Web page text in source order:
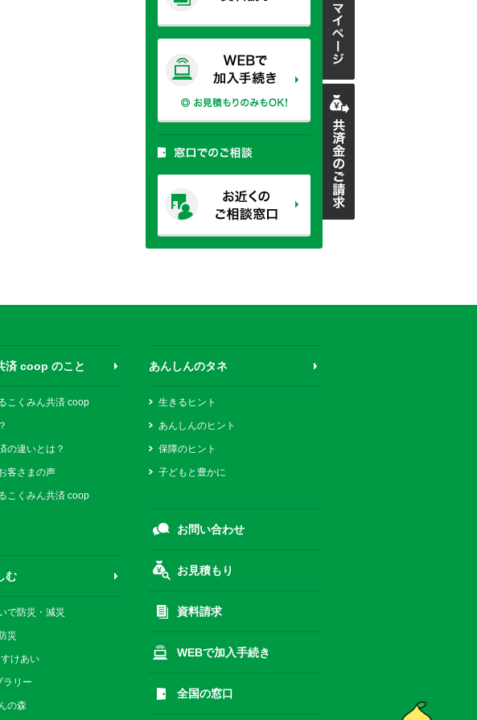
済 coop のこと
こくみん共済 coop
の違いとは？
客さまの声
こくみん共済 coop
む
で防災・減災
災
けあい
ラリー
の森
あんしんのタネ
生きるヒント
あんしんのヒント
保障のヒント
子どもと豊かに
お問い合わせ
お見積もり
資料請求
WEBで加入手続き
全国の窓口